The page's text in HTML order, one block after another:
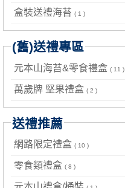
盒裝送禮海苔 ( 1 )
(舊)送禮專區
元本山海苔&零食禮盒 ( 11 )
萬歲牌 堅果禮盒 ( 2 )
送禮推薦
網路限定禮盒 ( 10 )
零食類禮盒 ( 8 )